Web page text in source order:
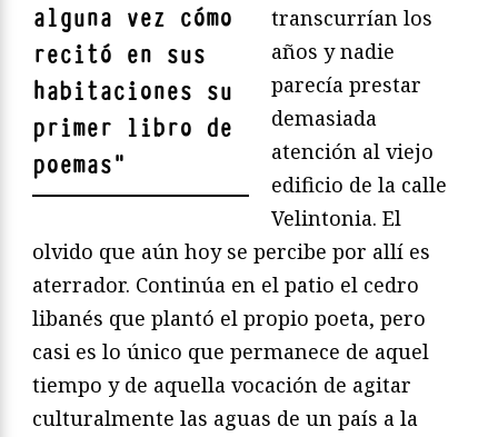
alguna vez cómo
recitó en sus
habitaciones su
primer libro de
poemas"
transcurrían los
años y nadie
parecía prestar
demasiada
atención al viejo
edificio de la calle
Velintonia. El
olvido que aún hoy se percibe por allí es
aterrador. Continúa en el patio el cedro
libanés que plantó el propio poeta, pero
casi es lo único que permanece de aquel
tiempo y de aquella vocación de agitar
culturalmente las aguas de un país a la